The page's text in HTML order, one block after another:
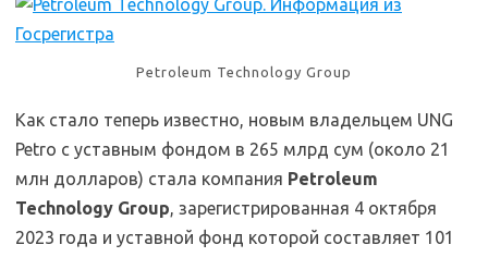
Petroleum Technology Group
Как стало теперь известно, новым владельцем UNG
Petro с уставным фондом в 265 млрд сум (около 21
млн долларов) стала компания Petroleum
Technology Group, зарегистрированная 4 октября
2023 года и уставной фонд которой составляет 101